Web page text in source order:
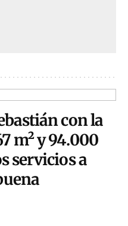
con la
m² y 94.000
servicios a